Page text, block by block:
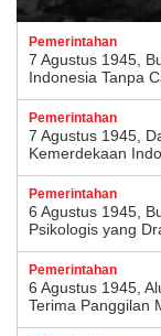
Pemerintahan
7 Agustus 1945,
Indonesia Tanpa
Pemerintahan
7 Agustus 1945,
Kemerdekaan
Pemerintahan
6 Agustus 1945,
Psikologis yang
Pemerintahan
6 Agustus 1945,
Terima Panggilan